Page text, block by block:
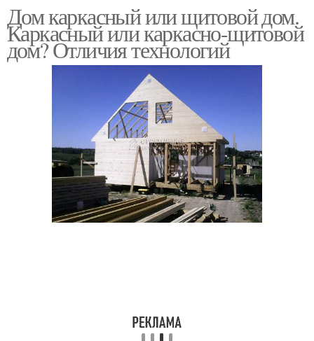
Дом каркасный или щитовой дом.
Каркасный или каркасно-щитовой
дом? Отличия технологий